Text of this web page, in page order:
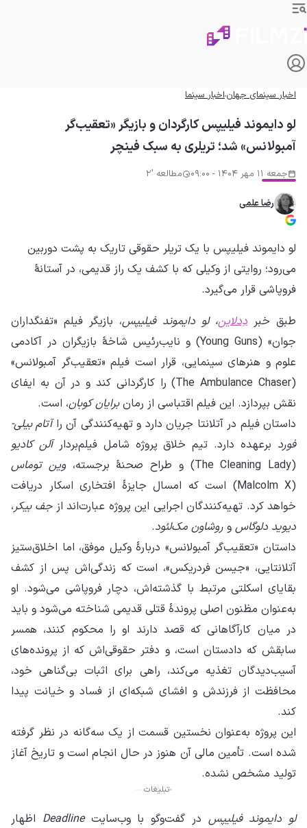
اخبار سینمای جهاناخبار سینما
لو دایموند فیلیپس کارگردان و بازیگر «تعقیب‌گر
آمبولانس» شد؛ تریلری به سبک فینچر
جمعه 11 مهر 1404 - 09:00 مطالعه '2
رضا علمی
لو دایموند فیلیپس با یک تریلر حقوقی تاریک به پشت دوربین
می‌رود؛ روایتی از وکیلی که با کشف یک راز قدیمی، در آستانهٔ
فروپاشی قرار می‌گیرد.
طبق خبر دِدلاین، لو دایموند فیلیپس، بازیگر فیلم «تفنگداران
جوان» (Young Guns) و نایب‌رئیس شاخهٔ بازیگران در آکادمی
علوم و هنرهای سینمایی، قرار است فیلم «تعقیب‌گر آمبولانس»
(The Ambulance Chaser) را کارگردانی کند و در آن به ایفای
نقش بپردازد. این فیلم اقتباسی از رمانبرایان کوبان، است.
داستان فیلم در آتلانتا جریان دارد و تهیه‌کنندگی آن راآتام بیلی-
فورد برعهده دارد. تیم خلاق پروژه شامل فیلم‌بردارآلن کادیو
(The Cleaning Lady) و طراح صحنهٔ برجسته،
وین توماس
(Malcolm X) است که امسال جایزهٔ افتخاری اسکار دریافت
خواهد کرد. تهیه‌کنندگان اجرایی این پروژه عبارت‌اند ازجف بیکر،
دیوید دلوگاس و روشاون مک‌لئود.
داستان «تعقیب‌گر آمبولانس» دربارهٔ وکیل موفق، اما اخلاق‌ستیز
آتلانتایی، «جیسن فردریکس»، است که زندگی‌اش پس از کشف
بقایای اسکلتی مرتبط با گذشته‌اش، دچار فروپاشی می‌شود. او
به‌عنوان مظنون اصلی پروندهٔ قتلی قدیمی شناخته می‌شود و باید
در میان کارآگاهانی که قصد دارند او را محکوم کنند، همسر
سابقش که دادستان است، و دفتر حقوقی‌اش که از پرونده‌های
آسیب‌دیدگان تغذیه می‌کند، راهی برای اثبات بی‌گناهی خود،
محافظت از فرزندش و افشای شبکه‌ای از فساد و خیانت پیدا
کند.
این پروژه به‌عنوان نخستین قسمت از یک سه‌گانه در نظر گرفته
شده است. تأمین مالی آن هنوز در حال انجام است و تاریخ آغاز
تولید مشخص نشده.
تبلیغات
لو دایموند فیلیپس در گفت‌وگو با وب‌سایتDeadline اظهار